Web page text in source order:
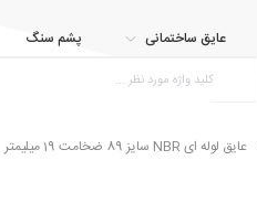
عایق ساختمانی پشم سنگ
عایق لوله ای NBR سایز 89 ضخامت 19 میلیمتر